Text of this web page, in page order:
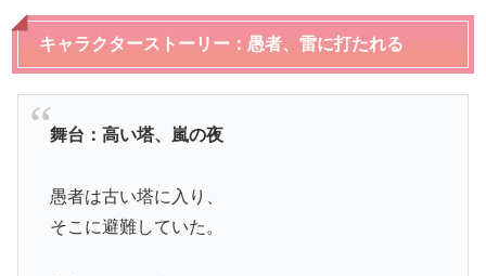
キャラクターストーリー：愚者、雷に打たれる
舞台：高い塔、嵐の夜
愚者は古い塔に入り、
そこに避難していた。